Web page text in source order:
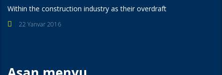
Within the construction industry as their overdraft
22 Yanvar 2016